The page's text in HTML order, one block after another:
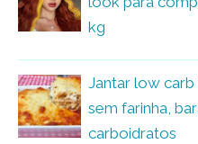
kg
Jantar low carb
sem farinha,
carboidratos